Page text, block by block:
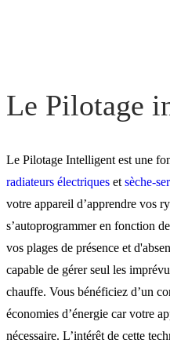
Le Pilotage
Le Pilotage Intelligent est une
radiateurs électriques et sèche-
votre appareil d’apprendre vos
s’autoprogrammer en fonction
vos plages de présence et
capable de gérer seul les
chauffe. Vous bénéficiez d’un
économies d’énergie car votre
nécessaire. L’intérêt de cette